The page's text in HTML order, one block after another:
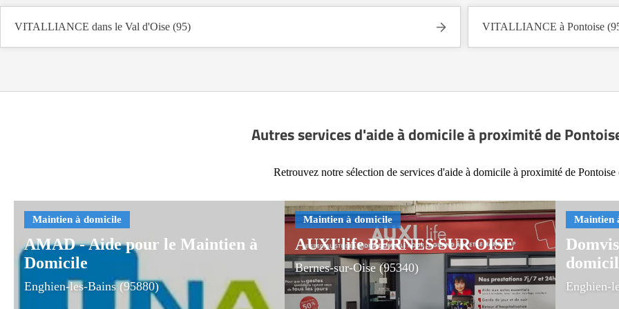
VITALLIANCE dans le Val d'Oise (95) VITALLIANCE à Pontoise
Autres services d'aide à domicile à proximité de
Retrouvez notre sélection de services d'aide à domicile à proximité de Pontoise
AMAD - Aide pour le Maintien à
Domicile
Enghien-les-Bains (95880)
AUXI'life BERNES SUR OISE
Bernes-sur-Oise (95340)
Enghien-